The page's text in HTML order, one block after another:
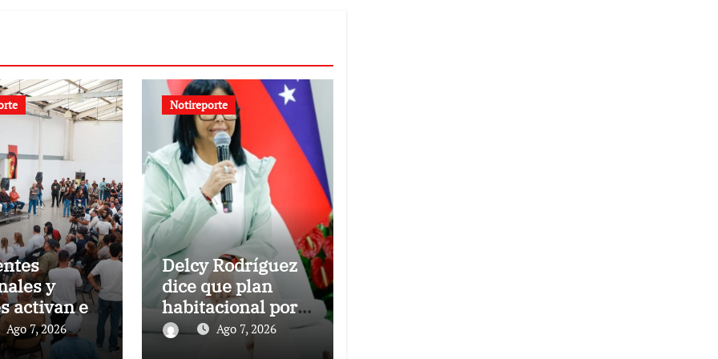
y
activan el
a
Ago 7, 2026
Notireporte
Delcy Rodríguez
dice que plan
habitacional por
sismos ha
beneficiado a
Ago 7, 2026